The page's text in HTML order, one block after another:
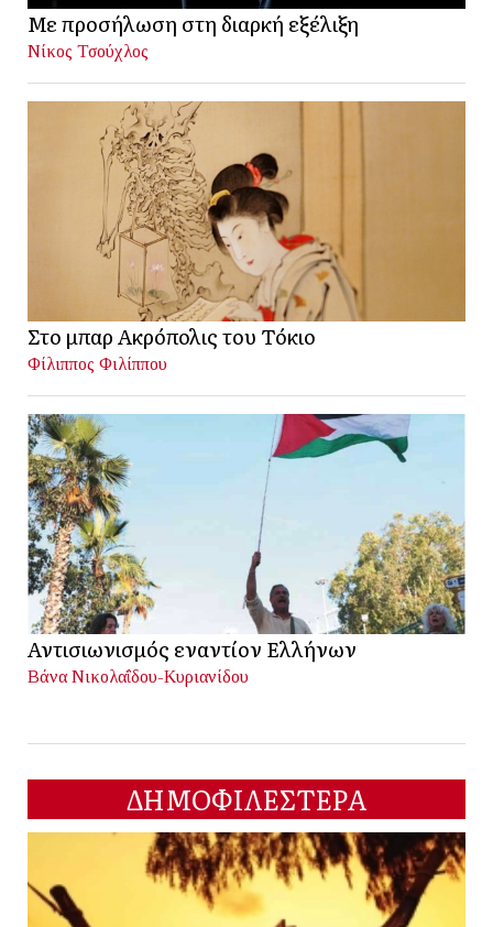
Με προσήλωση στη διαρκή εξέλιξη
Νίκος Τσούχλος
Στο μπαρ Ακρόπολις του Τόκιο
Φίλιππος Φιλίππου
Αντισιωνισμός εναντίον Ελλήνων
Βάνα Νικολαΐδου-Κυριανίδου
ΔΗΜΟΦΙΛΕΣΤΕΡΑ